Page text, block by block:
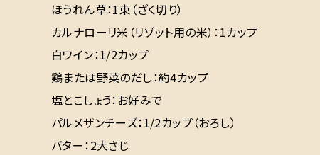
ほうれん草：1束（ざく切り）
カルナローリ米（リゾット用の米）：1カップ
白ワイン：1/2カップ
鶏または野菜のだし：約4カップ
塩とこしょう：お好みで
パルメザンチーズ：1/2カップ（おろし）
バター：2大さじ